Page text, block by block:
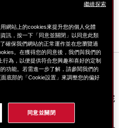
唇膏 粉色訂製系列，集結五款完
優雅細緻，能自然融入各種膚
網站上的cookies來提升您的個人化體
訊，按一下「同意並關閉」以同意此類
確保我們網站的正常運作並在您瀏覽過
。在獲得您的同意後，我們與我們的
為，以便提供符合您興趣和喜好的定制
功能。若需進一步了解，請參閱我們的
底部的「Cookie設置」來調整您的偏好
同意並關閉
繼續探索